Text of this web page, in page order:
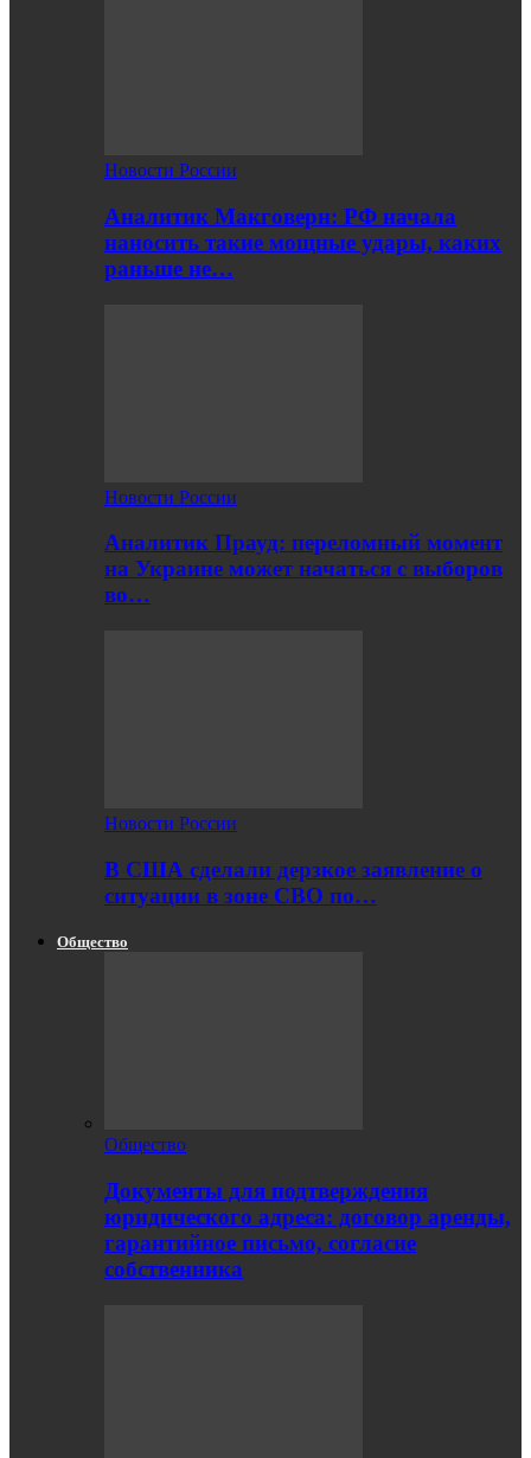
Новости России
Аналитик Макговерн: РФ начала
наносить такие мощные удары, каких
раньше не…
Новости России
Аналитик Прауд: переломный момент
на Украине может начаться с выборов
во…
Новости России
В США сделали дерзкое заявление о
ситуации в зоне СВО по…
Общество
Общество
Документы для подтверждения
юридического адреса: договор аренды,
гарантийное письмо, согласие
собственника